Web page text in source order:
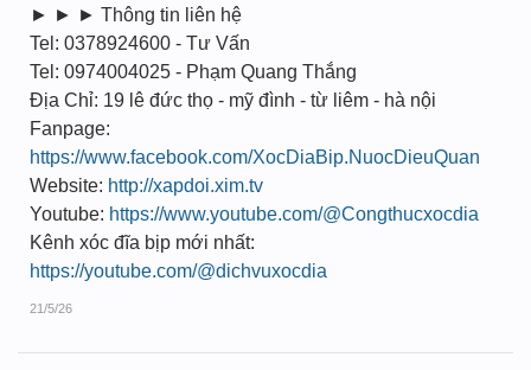
► ► ► Thông tin liên hệ
Tel: 0378924600 - Tư Vấn
Tel: 0974004025 - Phạm Quang Thắng
Địa Chỉ: 19 lê đức thọ - mỹ đình - từ liêm - hà nội
Fanpage:
https://www.facebook.com/XocDiaBip.NuocDieuQuan
Website: http://xapdoi.xim.tv
Youtube: https://www.youtube.com/@Congthucxocdia
Kênh xóc đĩa bịp mới nhất:
https://youtube.com/@dichvuxocdia
21/5/26